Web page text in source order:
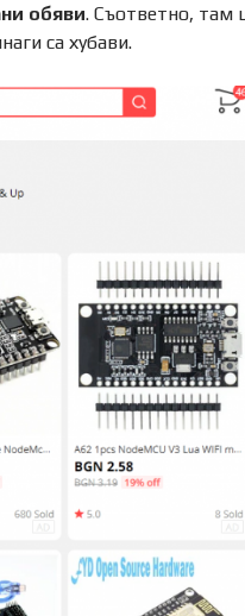
обяви. Съответно, там
са хубави.